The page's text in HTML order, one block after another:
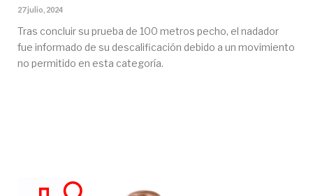
27 julio, 2024
Tras concluir su prueba de 100 metros pecho, el nadador
fue informado de su descalificación debido a un movimiento
no permitido en esta categoría.